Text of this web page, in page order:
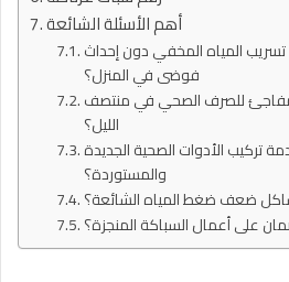
أهم الأسئلة الشائعة
المياه المخفي دون إحداث
فوضى في المنزل؟
مفاجئ للصرف الصحي في منتصف
الليل؟
تركيب الأدوات الصحية الجديدة
والمستوردة؟
ضعف ضغط المياه الشائعة؟
على أعمال السباكة المنجزة؟